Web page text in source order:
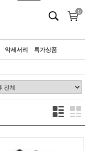
0
악세서리
특가상품